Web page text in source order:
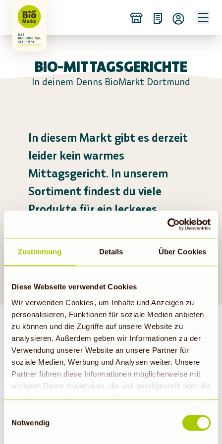
Zustimmung Details Über Cookies
Diese Webseite verwendet Cookies
Wir verwenden Cookies, um Inhalte und Anzeigen zu
personalisieren, Funktionen für soziale Medien anbieten
zu können und die Zugriffe auf unsere Website zu
analysieren. Außerdem geben wir Informationen zu der
Verwendung unserer Website an unsere Partner für
soziale Medien, Werbung und Analysen weiter. Unsere
Partner führen diese Informationen möglicherweise mit
weiteren Daten zusammen, die uns bereitgestellt oder die
im Rahmen der Nutzung der Dienste gesammelt wurden.
erhobenen Daten in den USA durch Google: Unsere
Notwendig
BIO-MITTAGSGERICHTE
In deinem Denns BioMarkt Dortmund
In diesem Markt gibt es derzeit
leider kein warmes
Mittagsgericht. In unserem
Sortiment findest du viele
Produkte für ein leckeres
findest du auch in unseren
aktuellen Angeboten.
Guten Appetit!
BIOMARKT NEWSLETTER
E-Mail Abonnieren